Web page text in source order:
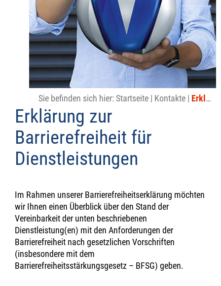
Sie befinden sich hier: Startseite | Kontakte | Erklärung zur Barrierefreiheit für Dienstleistungen
Erklärung zur
Barrierefreiheit für
Dienstleistungen
Im Rahmen unserer Barrierefreiheitserklärung möchten
wir Ihnen einen Überblick über den Stand der
Vereinbarkeit der unten beschriebenen
Dienstleistung(en) mit den Anforderungen der
Barrierefreiheit nach gesetzlichen Vorschriften
(insbesondere mit dem
Barrierefreiheitsstärkungsgesetz – BFSG) geben.